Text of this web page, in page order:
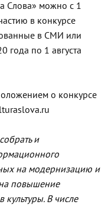
Слова» можно с 1
в конкурсе
в СМИ или
года по 1 августа
о конкурсе
и
на модернизацию и
повышение
В числе